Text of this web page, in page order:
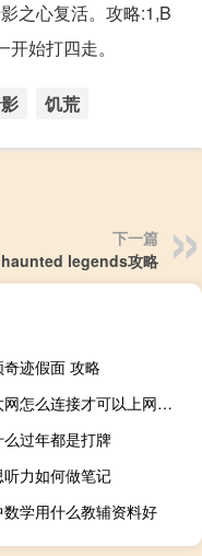
之心复活。攻略:1,B
始打四走。
饥荒
下一篇
haunted legends攻略
奇迹假面 攻略
以太网怎么连接才可以上网（以太网怎么连接）
么过年都是打牌
听力如何做笔记
数学用什么教辅资料好